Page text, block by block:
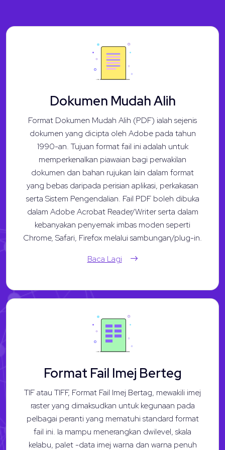
Dokumen Mudah Alih
Format Dokumen Mudah Alih (PDF) ialah sejenis
dokumen yang dicipta oleh Adobe pada tahun
1990-an. Tujuan format fail ini adalah untuk
memperkenalkan piawaian bagi perwakilan
dokumen dan bahan rujukan lain dalam format
yang bebas daripada perisian aplikasi, perkakasan
serta Sistem Pengendalian. Fail PDF boleh dibuka
dalam Adobe Acrobat Reader/Writer serta dalam
kebanyakan penyemak imbas moden seperti
Chrome, Safari, Firefox melalui sambungan/plug-in.
Baca Lagi
Format Fail Imej Berteg
TIF atau TIFF, Format Fail Imej Bertag, mewakili imej
raster yang dimaksudkan untuk kegunaan pada
pelbagai peranti yang mematuhi standard format
fail ini. Ia mampu menerangkan dwilevel, skala
kelabu, palet -data imej warna dan warna penuh